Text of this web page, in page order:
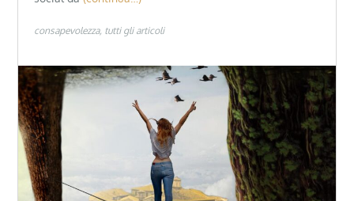
consapevolezza tutti gli articoli